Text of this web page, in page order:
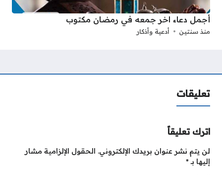
أجمل دعاء اخر جمعه في رمضان مكتوب
منذ سنتين أدعية وأذكار
تعليقات
اترك تعليقاً
لن يتم نشر عنوان بريدك الإلكتروني. الحقول الإلزامية مشار
إليها بـ*